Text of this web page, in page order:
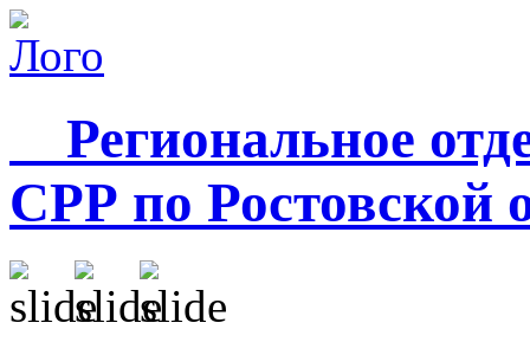
Региональное
СРР по Ростовской